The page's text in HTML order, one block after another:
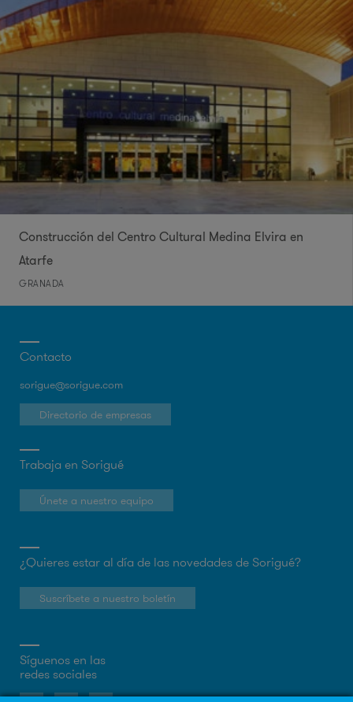
Construcción del Centro Cultural Medina Elvira en
Atarfe
GRANADA
Contacto
sorigue@sorigue.com
Directorio de empresas
Trabaja en Sorigué
Únete a nuestro equipo
¿Quieres estar al día de las novedades de Sorigué?
Suscríbete a nuestro boletín
Síguenos en las
redes sociales